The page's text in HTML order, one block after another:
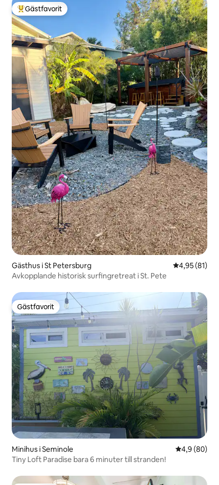
Populär gästfavorit
Gästfavorit
Gästhus i St Petersburg 4,95 av 5 i
4,95 (81)
Avkopplande historisk surfingretreat i St. Pete
Gästfavorit
Gästfavorit
Minihus i Seminole 4,9 av 5 i
4,9 (80)
Tiny Loft Paradise bara 6 minuter till stranden!